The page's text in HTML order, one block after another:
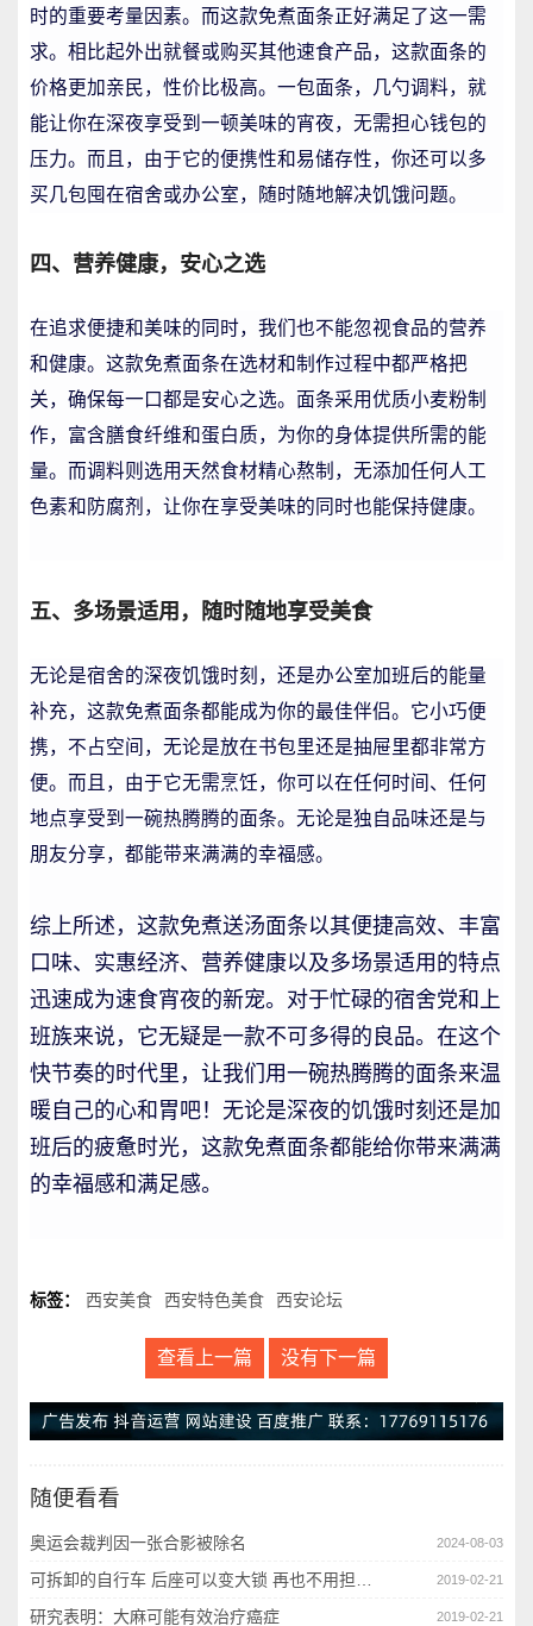
时的重要考量因素。而这款免煮面条正好满足了这一需
求。相比起外出就餐或购买其他速食产品，这款面条的
价格更加亲民，性价比极高。一包面条，几勺调料，就
能让你在深夜享受到一顿美味的宵夜，无需担心钱包的
压力。而且，由于它的便携性和易储存性，你还可以多
买几包囤在宿舍或办公室，随时随地解决饥饿问题。
四、营养健康，安心之选
在追求便捷和美味的同时，我们也不能忽视食品的营养
和健康。这款免煮面条在选材和制作过程中都严格把
关，确保每一口都是安心之选。面条采用优质小麦粉制
作，富含膳食纤维和蛋白质，为你的身体提供所需的能
量。而调料则选用天然食材精心熬制，无添加任何人工
色素和防腐剂，让你在享受美味的同时也能保持健康。
五、多场景适用，随时随地享受美食
无论是宿舍的深夜饥饿时刻，还是办公室加班后的能量
补充，这款免煮面条都能成为你的最佳伴侣。它小巧便
携，不占空间，无论是放在书包里还是抽屉里都非常方
便。而且，由于它无需烹饪，你可以在任何时间、任何
地点享受到一碗热腾腾的面条。无论是独自品味还是与
朋友分享，都能带来满满的幸福感。
综上所述，这款免煮送汤面条以其便捷高效、丰富
口味、实惠经济、营养健康以及多场景适用的特点
迅速成为速食宵夜的新宠。对于忙碌的宿舍党和上
班族来说，它无疑是一款不可多得的良品。在这个
快节奏的时代里，让我们用一碗热腾腾的面条来温
暖自己的心和胃吧！无论是深夜的饥饿时刻还是加
班后的疲惫时光，这款免煮面条都能给你带来满满
的幸福感和满足感。
标签： 西安美食 西安特色美食 西安论坛
查看上一篇 没有下一篇
随便看看
2024-08-03
奥运会裁判因一张合影被除名
2019-02-21
2019-02-21
研究表明：大麻可能有效治疗癌症